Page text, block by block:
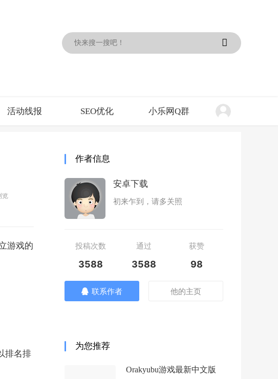
活动线报 SEO优化 小乐网Q群
览
游戏的
排名排
作者信息
安卓下载
初来乍到，请多关照
投稿次数 通过 获赞
3588 3588 98
联系作者 他的主页
为您推荐
Orakyubu游戏最新中文版